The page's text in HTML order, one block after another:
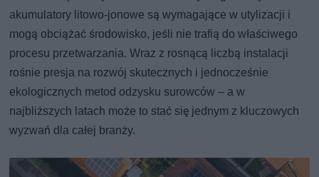
akumulatory litowo-jonowe są wymagające w utylizacji i
mogą obciążać środowisko, jeśli nie trafią do właściwego
procesu przetwarzania. Wraz z rosnącą liczbą instalacji
rośnie presja na rozwój skutecznych i jednocześnie
ekologicznych metod odzysku surowców – a w
najbliższych latach może to stać się jednym z kluczowych
wyzwań dla całej branży.